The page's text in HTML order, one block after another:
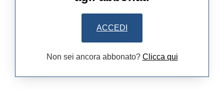
ACCEDI
Non sei ancora abbonato? Clicca qui